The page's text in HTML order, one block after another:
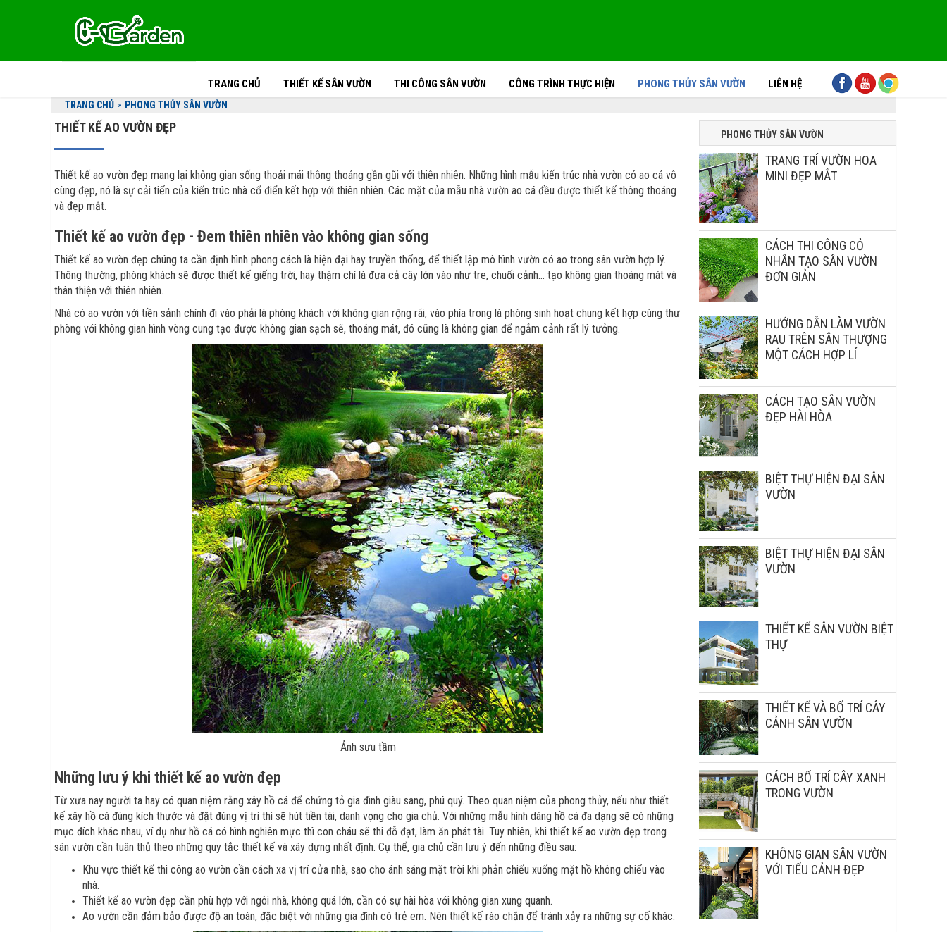
TRANG CHỦ THIẾT KẾ SÂN VƯỜN THI CÔNG SÂN VƯỜN CÔNG TRÌNH THỰC HIỆN PHONG THỦY SÂN VƯỜN LIÊN HỆ
TRANG CHỦ » PHONG THỦY SÂN VƯỜN
THIẾT KẾ AO VƯỜN ĐẸP
Thiết kế ao vườn đẹp mang lại không gian sống thoải mái thông thoáng gần gũi với thiên nhiên. Những hình mẫu kiến trúc nhà vườn có ao cá vô
cùng đẹp, nó là sự cải tiến của kiến trúc nhà cổ điển kết hợp với thiên nhiên. Các mặt của mẫu nhà vườn ao cá đều được thiết kế thông thoáng
và đẹp mắt.
Thiết kế ao vườn đẹp - Đem thiên nhiên vào không gian sống
Thiết kế ao vườn đẹp chúng ta cần định hình phong cách là hiện đại hay truyền thống, để thiết lập mô hình vườn có ao trong sân vườn hợp lý.
Thông thường, phòng khách sẽ được thiết kế giếng trời, hay thậm chí là đưa cả cây lớn vào như tre, chuối cảnh… tạo không gian thoáng mát và
thân thiện với thiên nhiên.
Nhà có ao vườn với tiền sảnh chính đi vào phải là phòng khách với không gian rộng rãi, vào phía trong là phòng sinh hoạt chung kết hợp cùng thư
phòng với không gian hình vòng cung tạo được không gian sạch sẽ, thoáng mát, đó cũng là không gian để ngắm cảnh rất lý tưởng.
Ảnh sưu tầm
Những lưu ý khi thiết kế ao vườn đẹp
Từ xưa nay người ta hay có quan niệm rằng xây hồ cá để chứng tỏ gia đình giàu sang, phú quý. Theo quan niệm của phong thủy, nếu như thiết
kế xây hồ cá đúng kích thước và đặt đúng vị trí thì sẽ hút tiền tài, danh vọng cho gia chủ. Với những mẫu hình dáng hồ cá đa dạng sẽ có những
mục đích khác nhau, ví dụ như hồ cá có hình nghiên mực thì con cháu sẽ thi đỗ đạt, làm ăn phát tài. Tuy nhiên, khi thiết kế ao vườn đẹp trong
sân vườn cần tuân thủ theo những quy tắc thiết kế và xây dựng nhất định. Cụ thể, gia chủ cần lưu ý đến những điều sau:
Khu vực thiết kế thi công ao vườn cần cách xa vị trí cửa nhà, sao cho ánh sáng mặt trời khi phản chiếu xuống mặt hồ không chiếu vào
nhà.
Thiết kế ao vườn đẹp cần phù hợp với ngôi nhà, không quá lớn, cần có sự hài hòa với không gian xung quanh.
Ao vườn cần đảm bảo được độ an toàn, đặc biệt với những gia đình có trẻ em. Nên thiết kế rào chắn để tránh xảy ra những sự cố khác.
PHONG THỦY SÂN VƯỜN
TRANG TRÍ VƯỜN HOA
MINI ĐẸP MẮT
CÁCH THI CÔNG CỎ
NHÂN TẠO SÂN VƯỜN
ĐƠN GIẢN
HƯỚNG DẪN LÀM VƯỜN
RAU TRÊN SÂN THƯỢNG
MỘT CÁCH HỢP LÍ
CÁCH TẠO SÂN VƯỜN
ĐẸP HÀI HÒA
BIỆT THỰ HIỆN ĐẠI SÂN
VƯỜN
BIỆT THỰ HIỆN ĐẠI SÂN
VƯỜN
THIẾT KẾ SÂN VƯỜN BIỆT
THỰ
THIẾT KẾ VÀ BỐ TRÍ CÂY
CẢNH SÂN VƯỜN
CÁCH BỐ TRÍ CÂY XANH
TRONG VƯỜN
KHÔNG GIAN SÂN VƯỜN
VỚI TIỂU CẢNH ĐẸP